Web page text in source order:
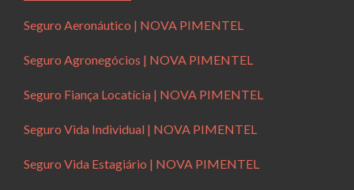
Seguro Aeronáutico | NOVA PIMENTEL
Seguro Agronegócios | NOVA PIMENTEL
Seguro Fiança Locatícia | NOVA PIMENTEL
Seguro Vida Individual | NOVA PIMENTEL
Seguro Vida Estagiário | NOVA PIMENTEL